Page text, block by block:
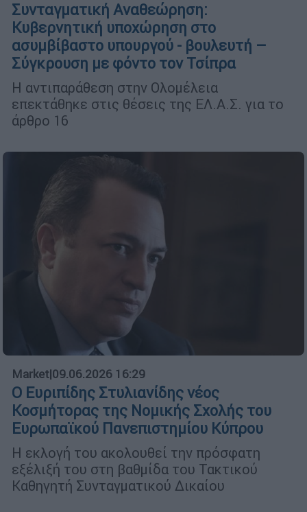
Συνταγματική Αναθεώρηση:
Κυβερνητική υποχώρηση στο
ασυμβίβαστο υπουργού - βουλευτή –
Σύγκρουση με φόντο τον Τσίπρα
Η αντιπαράθεση στην Ολομέλεια
επεκτάθηκε στις θέσεις της ΕΛ.Α.Σ. για το
άρθρο 16
Market|09.06.2026 16:29
Ο Ευριπίδης Στυλιανίδης νέος
Κοσμήτορας της Νομικής Σχολής του
Ευρωπαϊκού Πανεπιστημίου Κύπρου
Η εκλογή του ακολουθεί την πρόσφατη
εξέλιξή του στη βαθμίδα του Τακτικού
Καθηγητή Συνταγματικού Δικαίου